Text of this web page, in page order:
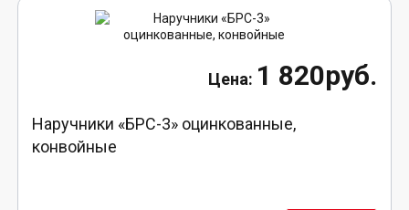
1 820руб.
Наручники «БРС-3» оцинкованные,
конвойные